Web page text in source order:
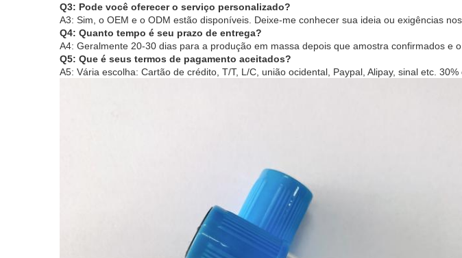
Q3: Pode você oferecer o serviço personalizado?
A3: Sim, o OEM e o ODM estão disponíveis. Deixe-me conhecer sua ideia ou exigências
Q4: Quanto tempo é seu prazo de entrega?
A4: Geralmente 20-30 dias para a produção em massa depois que amostra confirmados e
Q5: Que é seus termos de pagamento aceitados?
A5: Vária escolha: Cartão de crédito, T/T, L/C, união ocidental, Paypal, Alipay, sinal etc.